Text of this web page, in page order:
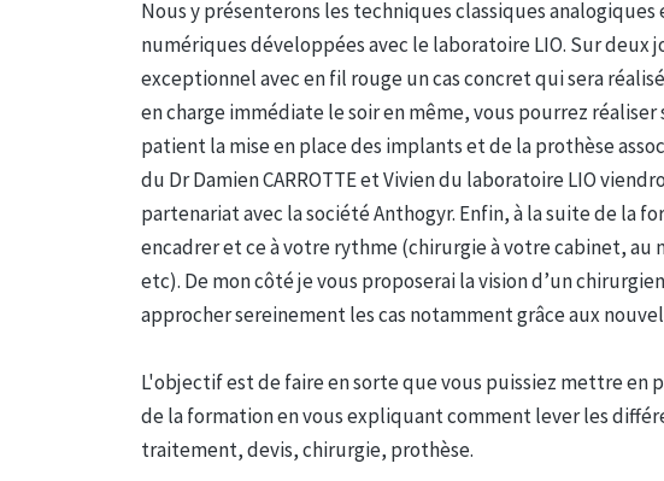
Nous y présenterons les techniques classiques
numériques développées avec le laboratoire LIO. Sur deux
exceptionnel avec en fil rouge un cas concret qui sera
en charge immédiate le soir en même, vous pourrez
patient la mise en place des implants et de la prothèse
du Dr Damien CARROTTE et Vivien du laboratoire LIO
partenariat avec la société Anthogyr. Enfin, à la suite de la
encadrer et ce à votre rythme (chirurgie à votre cabinet, au
etc). De mon côté je vous proposerai la vision d’un
approcher sereinement les cas notamment grâce aux
L'objectif est de faire en sorte que vous puissiez mettre en
de la formation en vous expliquant comment lever les
traitement, devis, chirurgie, prothèse.